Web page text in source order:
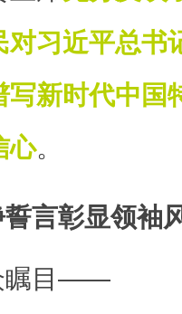
对习近平总书
写新时代中国
心。
言彰显领袖
瞩目——